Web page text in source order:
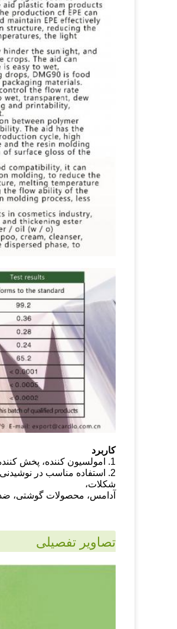
کاربرد
1. امولسیون کننده، پخش کننده، کف کننده، ضد کف، مهار کننده، نشاسته، رتروگراسیون و کنترل تراکم چربی
2. استفاده مناسب در
شکلات،
آدامس، محصولات گوشتی،
تصاویر تفصیلی